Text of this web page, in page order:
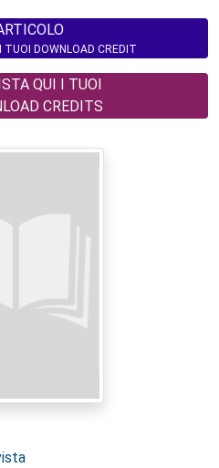
DOWNLOAD CREDIT
QUI I TUOI
CREDITS